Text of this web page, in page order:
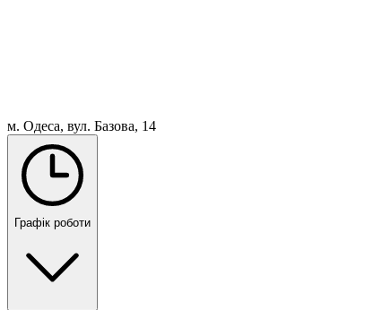
м. Одеса, вул. Базова, 14
Графік роботи